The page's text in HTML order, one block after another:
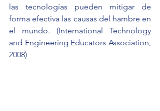
las tecnologías pueden mitigar de
forma efectiva las causas del hambre en
el mundo. (International Technology
and Engineering Educators Association,
2008)